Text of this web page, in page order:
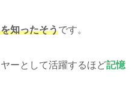
知ったそうです。
ーとして活躍するほど記憶